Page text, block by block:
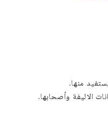
منها.
الاليفة وأصحابها.